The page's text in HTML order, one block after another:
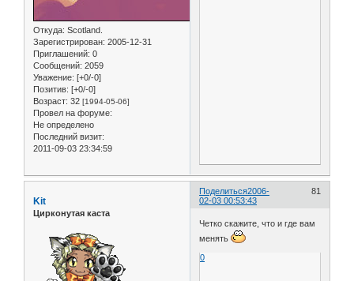
Откуда: Scotland.
Зарегистрирован: 2005-12-31
Приглашений: 0
Сообщений: 2059
Уважение: [+0/-0]
Позитив: [+0/-0]
Возраст: 32 [1994-05-06]
Провел на форуме:
Не определено
Последний визит:
2011-09-03 23:34:59
Поделиться 81
2006-
02-03 00:53:43
Kit
Цирконутая каста
Четко скажите, что и где вам
менять
0